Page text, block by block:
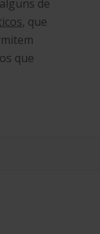
de
, que
que